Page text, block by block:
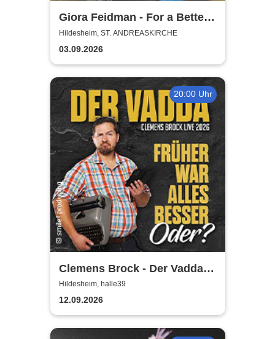
Giora Feidman - For a Better
World
Hildesheim, ST. ANDREASKIRCHE
03.09.2026
20:00 Uhr
Clemens Brock - Der Vadda -
Früher war alles besser,
oder?
Hildesheim, halle39
12.09.2026